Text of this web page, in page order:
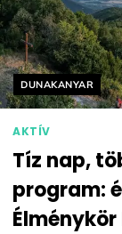
Helyszín címkék:
DUNAKANYAR
AKTÍV
Tíz nap,
program: